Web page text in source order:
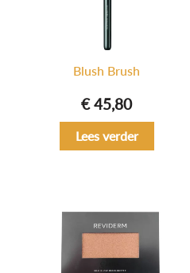
Blush Brush
€45,80
Lees verder